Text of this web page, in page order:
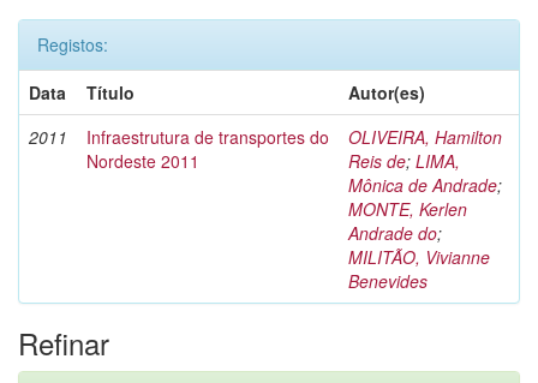
Registos:
Data
Título
Autor(es)
2011
Infraestrutura de transportes do
Nordeste 2011
OLIVEIRA, Hamilton
Reis de; LIMA,
Mônica de Andrade;
MONTE, Kerlen
Andrade do;
MILITÃO, Vivianne
Benevides
Refinar